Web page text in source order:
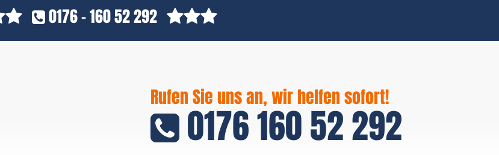
0176 - 160 52 292
Rufen Sie uns an, wir helfen sofort!
0176 160 52 292